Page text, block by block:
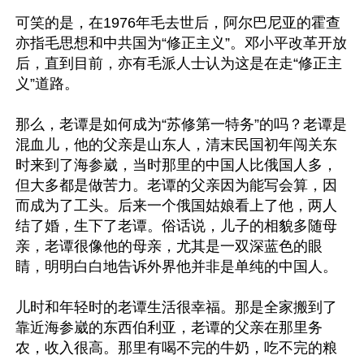
可笑的是，在1976年毛去世后，阿尔巴尼亚的霍查
亦指毛思想和中共国为“修正主义”。邓小平改革开放
后，直到目前，亦有毛派人士认为这是在走“修正主
义”道路。
那么，老谭是如何成为“苏修第一特务”的吗？老谭是
混血儿，他的父亲是山东人，清末民国初年闯关东
时来到了海参崴，当时那里的中国人比俄国人多，
但大多都是做苦力。老谭的父亲因为能写会算，因
而成为了工头。后来一个俄国姑娘看上了他，两人
结了婚，生下了老谭。俗话说，儿子的相貌多随母
亲，老谭很像他的母亲，尤其是一双深蓝色的眼
睛，明明白白地告诉外界他并非是单纯的中国人。
儿时和年轻时的老谭生活很幸福。那是全家搬到了
靠近海参崴的东西伯利亚，老谭的父亲在那里务
农，收入很高。那里有喝不完的牛奶，吃不完的粮